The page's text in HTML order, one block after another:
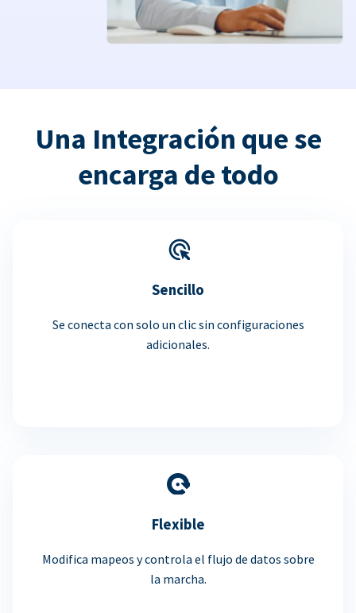
Una Integración que se
encarga de todo
Sencillo
Se conecta con solo un clic sin configuraciones
adicionales.
Flexible
Modifica mapeos y controla el flujo de datos sobre
la marcha.